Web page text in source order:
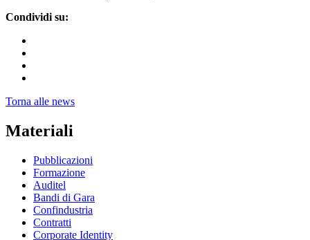
Condividi su:
Torna alle news
Materiali
Pubblicazioni
Formazione
Auditel
Bandi di Gara
Confindustria
Contratti
Corporate Identity